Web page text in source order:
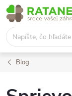
Prejsť
na
obsah
Blog